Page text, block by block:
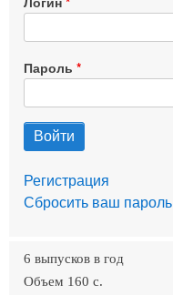
Пароль
Регистрация
Сбросить ваш пароль
6 выпусков в год
Объем 160 c.